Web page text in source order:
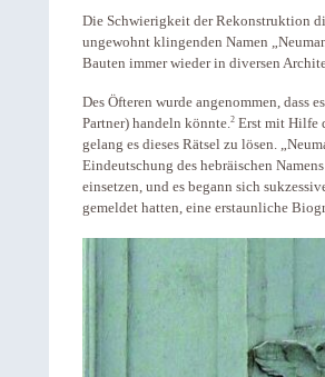
Die Schwierigkeit der Rekonstruktion
ungewohnt klingenden Namen
Bauten immer wieder in diversen
Des Öfteren wurde angenommen, dass
Partner) handeln könnte.2 Erst mit Hilfe
gelang es dieses Rätsel zu lösen.
Eindeutschung des hebräischen
einsetzen, und es begann sich
gemeldet hatten, eine erstaunliche